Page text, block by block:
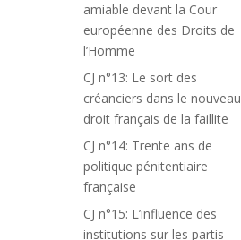
amiable devant la Cour
européenne des Droits de
l’Homme
CJ n°13: Le sort des
créanciers dans le nouveau
droit français de la faillite
CJ n°14: Trente ans de
politique pénitentiaire
française
CJ n°15: L’influence des
institutions sur les partis